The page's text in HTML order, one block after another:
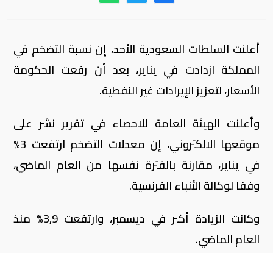
أعلنت السلطات السعودية الأحد، إن نسبة التضخم في
المملكة ازدادت في يناير، بعد أن رفعت الحكومة
الأسعار، لتعزيز الإيرادات غير النفطية.
وأعلنت الهيئة العامة للاحصاء في تقرير نشر على
موقعها الالكتروني، إن معدلات التضخم ارتفعت 3%
في يناير، مقارنة بالفترة نفسها من العام الماضي،
وفقا لوكالة الأنباء الفرنسية.
وكانت الزيادة أكبر في ديسمبر، وارتفعت 3,9% منذ
العام الماضي.